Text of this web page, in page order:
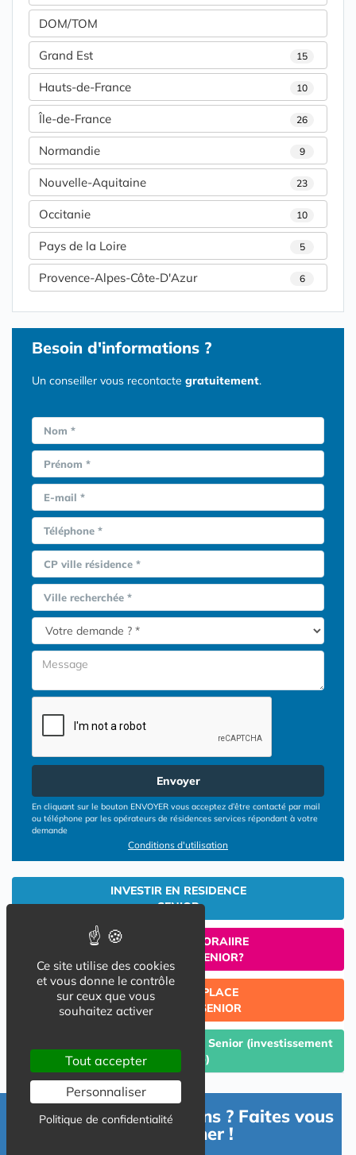
DOM/TOM
Grand Est 15
Hauts-de-France 10
Île-de-France 26
Normandie 9
Nouvelle-Aquitaine 23
Occitanie 10
Pays de la Loire 5
Provence-Alpes-Côte-D'Azur 6
Besoin d'informations ?
Un conseiller vous recontacte gratuitement.
Nom *
Prénom *
E-mail *
Téléphone *
CP ville résidence *
Ville recherchée *
Envoyer
En cliquant sur le bouton ENVOYER vous acceptez d’être contacté par mail
ou téléphone par les opérateurs de résidences services répondant à votre
demande
Conditions d'utilisation
INVESTIR EN RESIDENCE
SENIOR
UN SEJOUR TEMPORAIIRE
EN RESIDENCE SENIOR?
TROUVER UNE PLACE
EN RESIDENCE SENIOR
Céder un lot acquis en Résidence Senior (investissement
Lmp/Lmnp)
Besoin d'informations ? Faites vous
accompagner !
Ce site utilise des cookies
et vous donne le contrôle
sur ceux que vous
souhaitez activer
Tout accepter
Personnaliser
Politique de confidentialité